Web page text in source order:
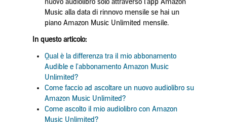
nuovo audiolibro solo attraverso l'app Amazon
Music alla data di rinnovo mensile se hai un
piano Amazon Music Unlimited mensile.
In questo articolo:
Qual è la differenza tra il mio abbonamento
Audible e l'abbonamento Amazon Music
Unlimited?
Come faccio ad ascoltare un nuovo audiolibro su
Amazon Music Unlimited?
Come ascolto il mio audiolibro con Amazon
Music Unlimited?